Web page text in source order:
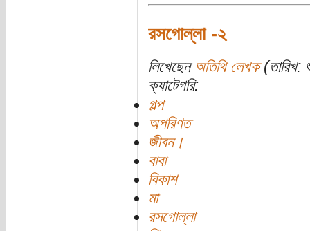
রসগোল্লা -২
লিখেছেন অতিথি লেখক(তারিখ:
ক্যাটেগরি:
গল্প
অপরিণত
জীবন।
বাবা
বিকাশ
মা
রসগোল্লা